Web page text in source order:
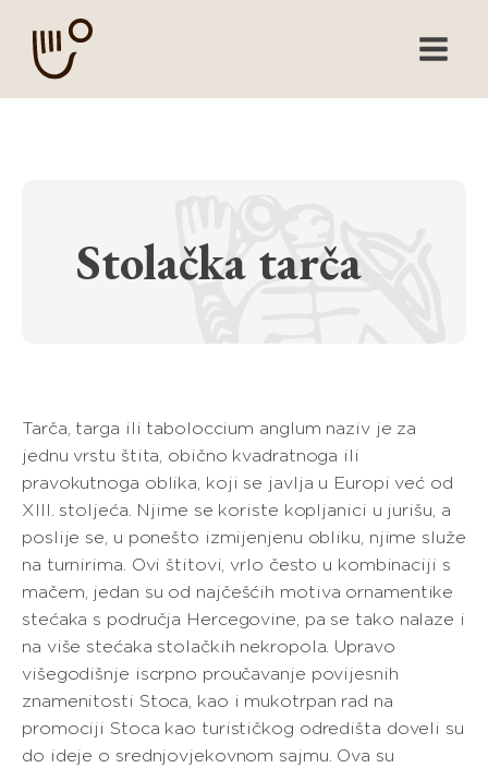
Stolačka tarča
Tarča, targa ili taboloccium anglum naziv je za
jednu vrstu štita, obično kvadratnoga ili
pravokutnoga oblika, koji se javlja u Europi već od
XIII. stoljeća. Njime se koriste kopljanici u jurišu, a
poslije se, u ponešto izmijenjenu obliku, njime služe
na turnirima. Ovi štitovi, vrlo često u kombinaciji s
mačem, jedan su od najčešćih motiva ornamentike
stećaka s područja Hercegovine, pa se tako nalaze i
na više stećaka stolačkih nekropola. Upravo
višegodišnje iscrpno proučavanje povijesnih
znamenitosti Stoca, kao i mukotrpan rad na
promociji Stoca kao turističkog odredišta doveli su
do ideje o srednjovjekovnom sajmu. Ova su